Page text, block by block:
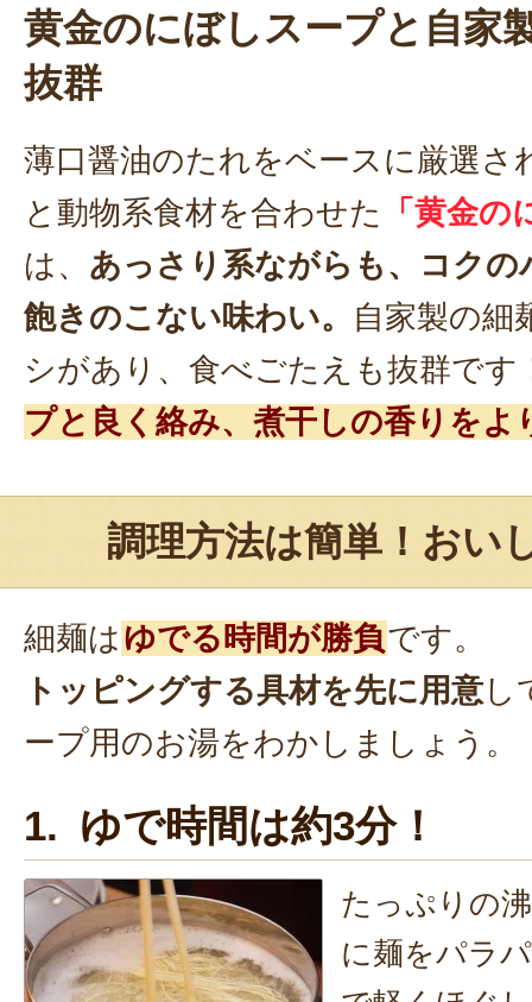
黄金のにぼしスープと自家
抜群
薄口醤油のたれをベースに厳選さ
と動物系食材を合わせた
「黄金
は、 あっさり系ながらも、コク
飽きのこない味わい。 自家製の細
シがあり、食べごたえも抜群です
プと良く絡み、煮干しの香りをよ
調理方法は簡単！おい
細麺は ゆでる時間が勝負です。
トッピングする具材を先に用意し
ープ用のお湯をわかしましょう。
1. ゆで時間は約3分！
たっぷりの
に麺をパラ